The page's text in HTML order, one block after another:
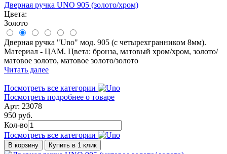
Дверная ручка UNO 905 (золото/хром)
Цвета:
Золото
Дверная ручка "Uno" мод. 905 (с четырехгранником 8мм).
Материал - ЦАМ. Цвета: бронза, матовый хром/хром, золото/
матовое золото, матовое золото/золото
Читать далее
Посмотреть все категории
Посмотреть подробнее о товаре
Арт: 23078
950 руб.
Кол-во
Посмотреть все категории
В корзину Купить в 1 клик